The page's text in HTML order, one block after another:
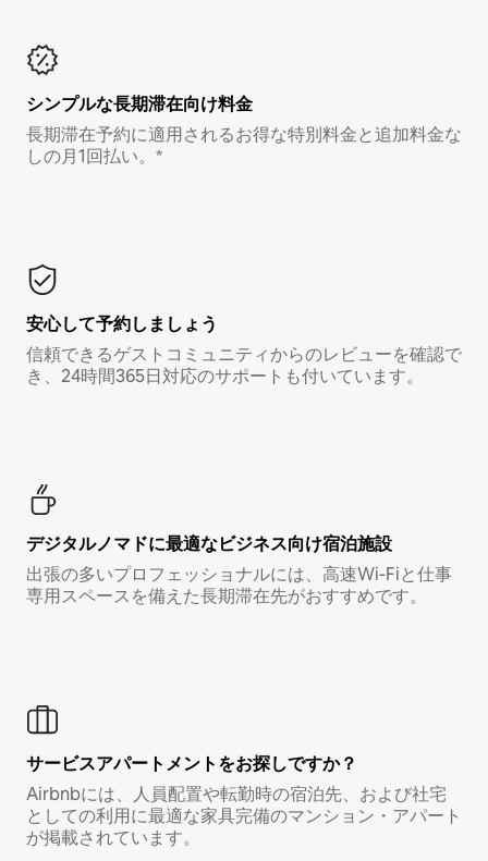
シンプルな長期滞在向け料金
長期滞在予約に適用されるお得な特別料金と追加料金な
しの月1回払い。*
安心して予約しましょう
信頼できるゲストコミュニティからのレビューを確認で
き、24時間365日対応のサポートも付いています。
デジタルノマド⁠に最⁠適⁠なビ⁠ジ⁠ネ⁠ス⁠向⁠け宿⁠泊⁠施⁠設
出張の多いプロフェッショナルには、高速Wi-Fiと仕事
専用スペースを備えた長期滞在先がおすすめです。
サービスアパートメントをお探しですか？
Airbnbには、人員配置や転勤時の宿泊先、および社宅
としての利用に最適な家具完備のマンション・アパート
が掲載されています。